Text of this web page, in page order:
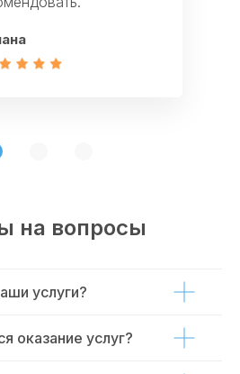
на вопросы
услуги?
оказание услуг?